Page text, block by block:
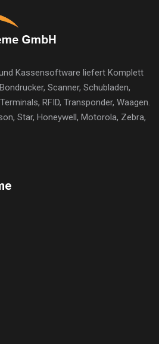
Kassensoftware liefert Komplett
Scanner, Schubladen,
RFID, Transponder, Waagen.
Star, Honeywell, Motorola, Zebra,